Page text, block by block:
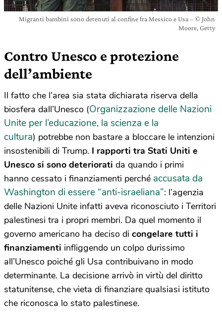
Migranti bambini sono detenuti al confine fra Messico e Usa – © John
Moore, Getty
Contro Unesco e protezione
dell’ambiente
Il fatto che l’area sia stata dichiarata riserva della
biosfera dall’Unesco (Organizzazione delle Nazioni
Unite per l’educazione, la scienza e la
cultura) potrebbe non bastare a bloccare le intenzioni
insostenibili di Trump. I rapporti tra Stati Uniti e
Unesco si sono deteriorati da quando i primi
hanno cessato i finanziamenti perché accusata da
Washington di essere “anti-israeliana”: l’agenzia
delle Nazioni Unite infatti aveva riconosciuto i Territori
palestinesi tra i propri membri. Da quel momento il
governo americano ha deciso di congelare tutti i
finanziamenti infliggendo un colpo durissimo
all’Unesco poiché gli Usa contribuivano in modo
determinante. La decisione arrivò in virtù del diritto
statunitense, che vieta di finanziare qualsiasi istituto
che riconosca lo stato palestinese.